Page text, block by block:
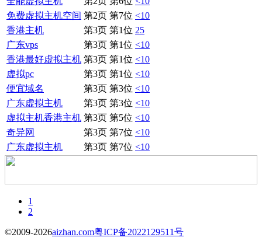
免费虚拟主机空间 第2页 第7位 <10
香港主机
第3页 第1位 25
广东vps
第3页 第1位 <10
香港最好虚拟主机 第3页 第1位 <10
虚拟pc
第3页 第1位 <10
便宜域名
第3页 第3位 <10
广东虚拟主机
第3页 第3位 <10
虚拟主机香港主机 第3页 第5位 <10
奇异网
第3页 第7位 <10
广东虚拟主机
第3页 第7位 <10
1
2
©2009-2026aizhan.com粤ICP备2022129511号